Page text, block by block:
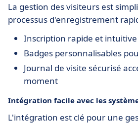
La gestion des visiteurs est
processus d'enregistrement
Inscription rapide et
Badges personnalisables
Journal de visite sécurisé
moment
Intégration facile avec les
L'intégration est clé pour une